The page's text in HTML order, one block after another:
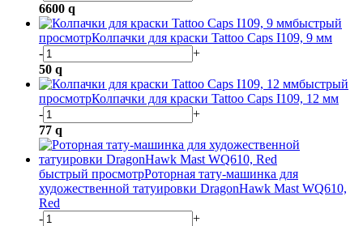
6600 q
быстрый
просмотрКолпачки для краски Tattoo Caps I109, 9 мм
-
+
50 q
быстрый
просмотрКолпачки для краски Tattoo Caps I109, 12 мм
-
+
77 q
быстрый просмотрРоторная тату-машинка для
художественной татуировки DragonHawk Mast WQ610,
Red
-
+